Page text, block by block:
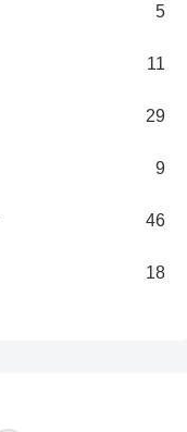
5
11
29
9
46
18